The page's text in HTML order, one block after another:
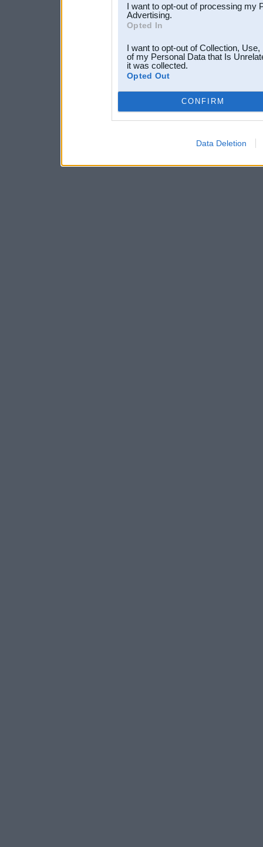
I want to opt-out of processing my
Advertising.
Opted In
I want to opt-out of Collection,
of my Personal Data that Is
it was collected.
Opted Out
CONFIRM
Data Deletion